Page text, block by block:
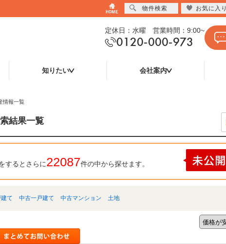
定休日：水曜 営業時間：9:00~
0120-000-973
知りたい 会社案内
情報一覧
結果一覧
するとさらに22087件の中から探せます。
て 中古一戸建て 中古マンション 土地
物件検索 お気に入り